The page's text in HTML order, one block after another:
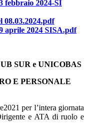
febbraio 2024-SI
08.03.2024.pdf
aprile 2024 SISA.pdf
SUR e UNICOBAS
E PERSONALE
per l’intera giornata
e ATA di ruolo e